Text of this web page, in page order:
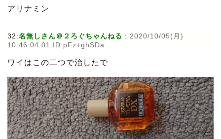
アリナミン
32:名無しさん＠２ろぐちゃんねる : 2020/10/05(月)
10:46:04.01 ID:pFz+ghSDa
ワイはこの二つで治したで